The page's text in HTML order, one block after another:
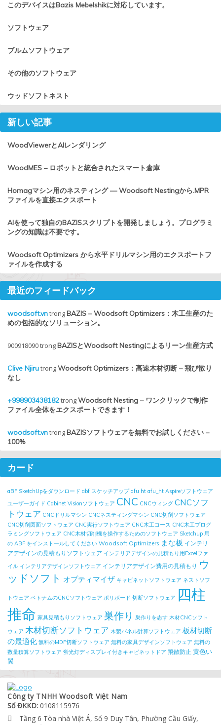
このデバイスはBazis Mebelshikに対応しています。
ソフトウェア
ブルムソフトウェア
その他のソフトウェア
ウッドソフトネスト
新しい記事
WoodViewerとAIレンダリング
WoodMES – ロボットと統合されたスマート倉庫
Homagマシン用のネスティング — Woodsoft Nestingから.MPR
ファイルを直接エクスポート
AIを使って独自のBAZISスクリプトを開発しましょう。プログラミ
ングの知識は不要です。
Woodsoft Optimizers から水平ドリルマシン用のエクスポートフ
ァイルを作成する
最近のフィードバック
woodsoft.vntrongBAZIS – Woodsoft Optimizers：木工生産のた
めの包括的なソリューション。
900918090trongBAZISとWoodsoft Nestingによるリーン生産方式
Clive NjirutrongWoodsoft Optimizers：高速木材切断 – 飛び散り
なし
+998903438182trongWoodsoft Nesting – ワンクリックで制作
ファイル全体をエクスポートできます！
woodsoft.vntrongBAZISソフトウェアを無料でお試しください –
100%
カード
aBF SketchUpをダウンロード abf スケッチアップ afu ht afu_ht Aspireソフトウェア
ユーザーガイド Cabinet Visionソフトウェア CNC CNCウィング CNCソフ
トウェア CNCドリルマシン CNCネスティングマシン CNC切削ソフトウェア
CNC切削図面ソフトウェア CNC実行ソフトウェア CNC木工コース CNC木工プログ
ラミングソフトウェア CNC木材切削機を操作するためのソフトウェア Sketchup 用
の ABF をインストールしてください Woodsoft Optimizers まな板 インテリ
アデザインの見積もりソフトウェア インテリアデザインの見積もり用Excelファ
イル インテリアデザインソフトウェア インテリアデザイン費用の見積もり ウ
ッドソフト オプティマイザ キャビネットソフトウェア ネストソフ
トウェア ベトナムのCNCソフトウェア ポリボード 切断ソフトウェア 四柱
推命 家具見積もりソフトウェア 巣作り 巣作りを志す 木材CNCソフト
ウェア 木材切断ソフトウェア 木製パネル計算ソフトウェア 板材切断
の最適化 無料のMDF切断ソフトウェア 無料の家具デザインソフトウェア 無料の
数量積算ソフトウェア 蛍光灯ディスプレイ付きキャビネットドア 飛散防止 黄色い
翼
Công ty TNHH Woodsoft Việt Nam
Số ĐKKD: 0108115976

Tầng 6 Tòa nhà Việt Á, Số 9 Duy Tân, Phường Cầu Giấy,